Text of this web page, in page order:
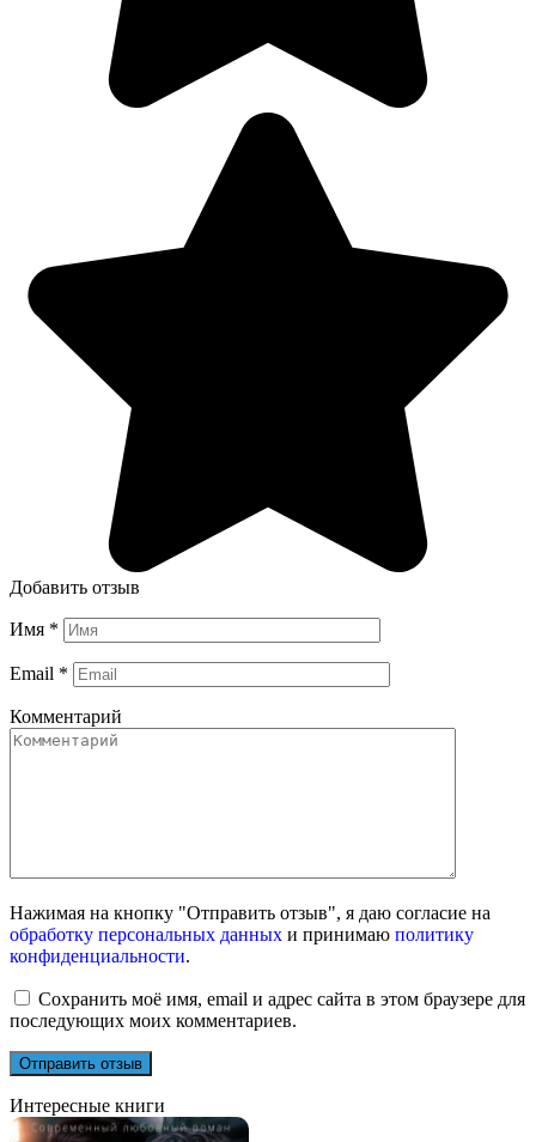
Добавить отзыв
Имя *
Email *
Комментарий
Нажимая на кнопку "Отправить отзыв", я даю согласие на
обработку персональных данных и принимаю политику
конфиденциальности.
Сохранить моё имя, email и адрес сайта в этом браузере для
последующих моих комментариев.
Интересные книги